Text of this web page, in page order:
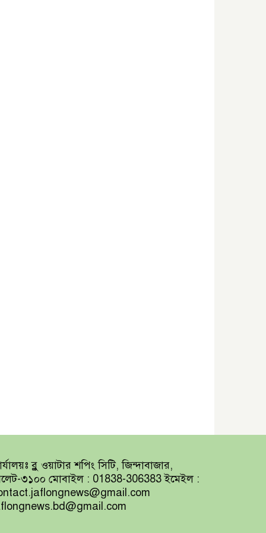
ব্লু ওয়াটার শপিং সিটি, জিন্দাবাজার,
৩১০০ মোবাইল : 01838-306383 ইমেইল :